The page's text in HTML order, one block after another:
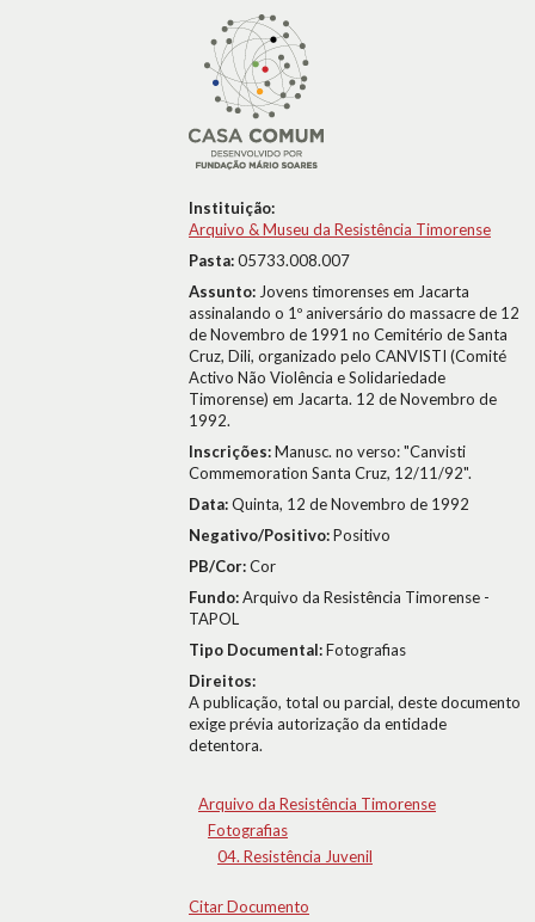
Instituição:
Arquivo & Museu da Resistência Timorense
Pasta:05733.008.007
Assunto: Jovens timorenses em Jacarta
assinalando o 1º aniversário do massacre de 12
de Novembro de 1991 no Cemitério de Santa
Cruz, Dili, organizado pelo CANVISTI (Comité
Activo Não Violência e Solidariedade
Timorense) em Jacarta. 12 de Novembro de
1992.
Inscrições:Manusc. no verso: "Canvisti
Commemoration Santa Cruz, 12/11/92".
Data:Quinta, 12 de Novembro de 1992
Negativo/Positivo:Positivo
PB/Cor:Cor
Fundo:Arquivo da Resistência Timorense -
TAPOL
Tipo Documental:Fotografias
Direitos:
A publicação, total ou parcial, deste documento
exige prévia autorização da entidade
detentora.
Arquivo da Resistência Timorense
Fotografias
04. Resistência Juvenil
Citar Documento